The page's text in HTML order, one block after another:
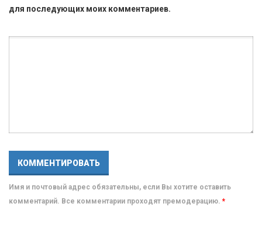
для последующих моих комментариев.
Имя и почтовый адрес обязательны, если Вы хотите оставить
комментарий. Все комментарии проходят премодерацию. *